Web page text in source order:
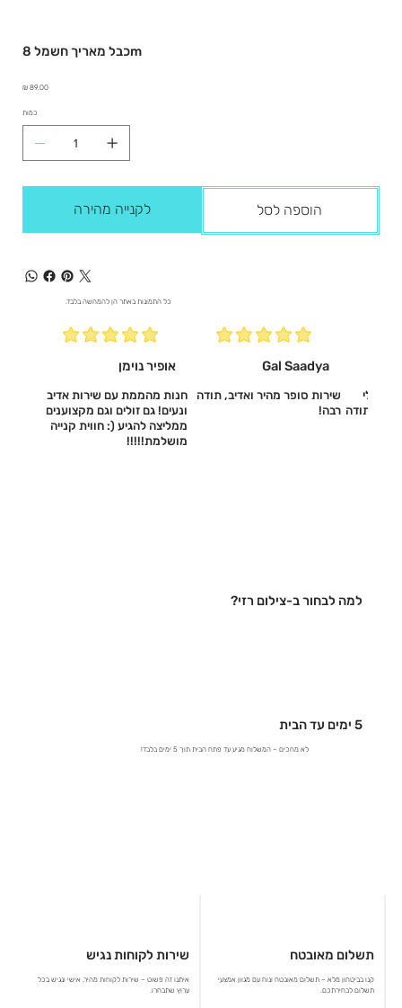
כבל מאריך חשמל 8m
מחיר ‏89.00 ‏₪
כמות
הוספה לסל לקנייה מהירה
כל התמונות באתר הן להמחשה בלבד.
אופיר נוימן
חנות מהממת עם שירות אדיב
ונעים! גם זולים וגם מקצוענים
ממליצה להגיע (: חווית קנייה
מושלמת!!!!!‎
Gal Saadya
שירות סופר מהיר ואדיב, תודה
רבה!
לי
תודה
למה לבחור ב-צילום רזי?
שירות לקוחות נגיש
איתנו זה פשוט – שירות לקוחות מהיר, אישי ונגיש בכל
ערוץ שתבחרו.
5 ימים עד הבית
לא מחכים – המשלוח מגיע עד פתח הבית תוך 5 ימים בלבד!
תשלום מאובטח
קנו בביטחון מלא – תשלום מאובטח ונוח עם מגוון אמצעי
תשלום לבחירתכם.